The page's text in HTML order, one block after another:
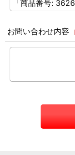
お問い合わせ内容